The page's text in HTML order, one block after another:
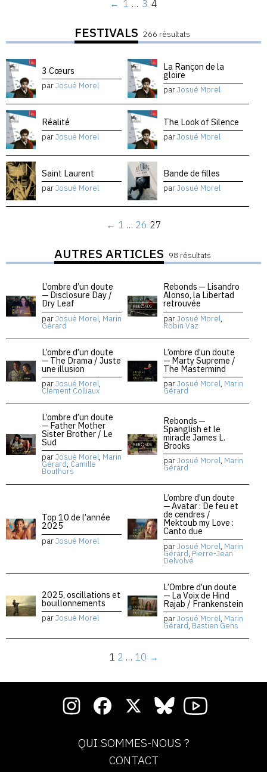
← 1 … 3 4
FESTIVALS 266 résultats
3 Cœurs
parJosué Morel
La Rançon de la
gloire
parJosué Morel
Réalité
parJosué Morel
The Look of Silence
parJosué Morel
Saint Laurent
parJosué Morel
Bande de filles
parJosué Morel
← 1 … 26 27
AUTRES ARTICLES 98 résultats
L’ombre d’un doute
— Disclosure Day /
Dry Leaf
parJosué Morel, Marin
Gérard
Rebonds — Lisandro
Alonso, la Libertad
retrouvée
parJosué Morel,
Robin Vaz
L’ombre d’un doute
— The Drama / Juste
une illusion
parJosué Morel,
Clément Colliaux
L’ombre d’un doute
— Marty Supreme /
The Mastermind
parJosué Morel, Marin
Gérard
L’ombre d’un doute
— Father Mother
Sister Brother / Le
Sud
parJosué Morel, Marin
Gérard, Camille
Bouthors
Rebonds —
Spanglish et le
miracle James L.
Brooks
parJosué Morel, Marin
Gérard
Top 10 de l’année
2025
parJosué Morel
L’ombre d’un doute
— Avatar : De feu et
de cendres /
Mektoub my Love :
Canto due
parJosué Morel, Marin
Gérard, Pierre-Jean
Delvolvé
2025, oscillations et
bouillonnements
parJosué Morel
L’Ombre d’un doute
— La Voix de Hind
Rajab / Frankenstein
parJosué Morel, Marin
Gérard, Bastien Gens
1 2 … 10 →
QUI SOMMES-NOUS ?
CONTACT